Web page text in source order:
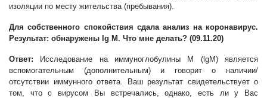
изоляции по месту жительства (пребывания).
Для собственного спокойствия сдала анализ на коронавирус.
Результат: обнаружены lg M. Что мне делать? (09.11.20)
Ответ: Исследование на иммуноглобулины М (lgM) является
вспомогательным (дополнительным) и говорит о наличии/
отсутствии иммунного ответа. Ваш результат свидетельствует о
том, что с вирусом Вы встречались, однако, есть ли у Вас